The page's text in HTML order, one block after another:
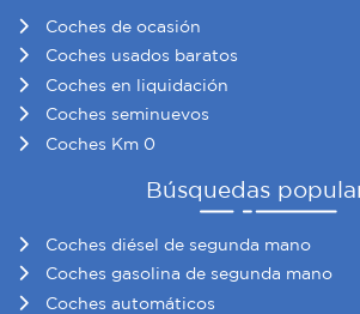
Coches de ocasión
Coches usados baratos
Coches en liquidación
Coches seminuevos
Coches Km 0
Búsquedas
Coches diésel de segunda mano
Coches gasolina de segunda mano
Coches automáticos